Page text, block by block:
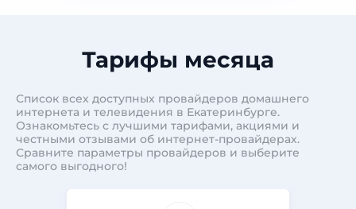
Тарифы месяца
Список всех доступных провайдеров домашнего
интернета и телевидения в Екатеринбурге.
Ознакомьтесь с лучшими тарифами, акциями и
честными отзывами об интернет-провайдерах.
Сравните параметры провайдеров и выберите
самого выгодного!